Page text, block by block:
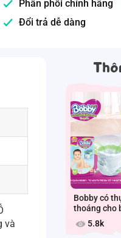
Phân phối chính hãng
Đổi trả dễ dàng
và
Bobby có
thoáng cho
5.8k